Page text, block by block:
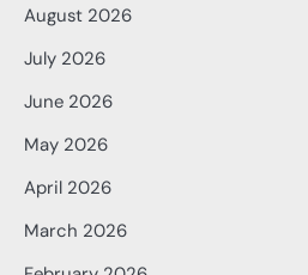
August 2026
July 2026
June 2026
May 2026
April 2026
March 2026